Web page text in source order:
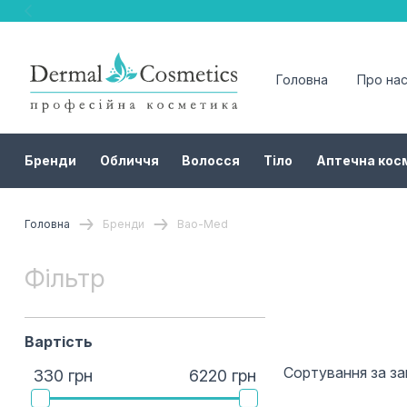
Головна Про нас
Бренди Обличчя Волосся Тіло Аптечна
Головна Бренди Bao-Med
Фільтр
Вартість
330 грн 6220 грн Сортування за